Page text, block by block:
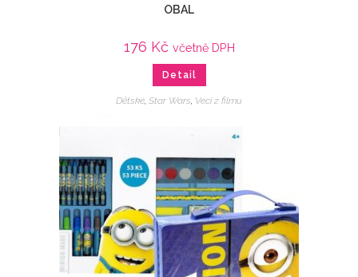
OBAL
176 Kč včetně DPH
Detail
Dětské, Star Wars, Veci z filmu